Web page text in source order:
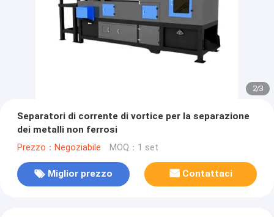
2/3
Separatori di corrente di vortice per la separazione
dei metalli non ferrosi
Prezzo：Negoziabile MOQ：1 set
Miglior prezzo Contattaci